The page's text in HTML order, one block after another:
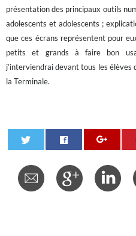
présentation des principaux outils
adolescents et adolescents ;
que ces écrans représentent pour
petits et grands à faire bon
j’interviendrai devant tous les élèves
la Terminale.